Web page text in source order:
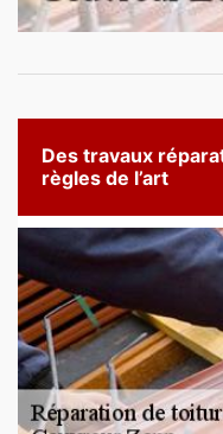
Des travaux
règles de l’art